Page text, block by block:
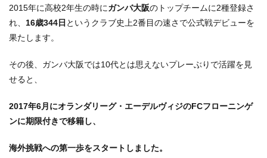
2015年に高校2年生の時にガンバ大阪のトップチームに2種登録さ
れ、 16歳344日 というクラブ史上2番目の速さで公式戦デビューを
果たします。
その後、ガンバ大阪では10代とは思えないプレーぶりで活躍を見
せると、
2017年6月にオランダリーグ・エーデルヴィジのFCフローニンゲ
ンに期限付きで移籍し、
海外挑戦への第一歩をスタートしました。